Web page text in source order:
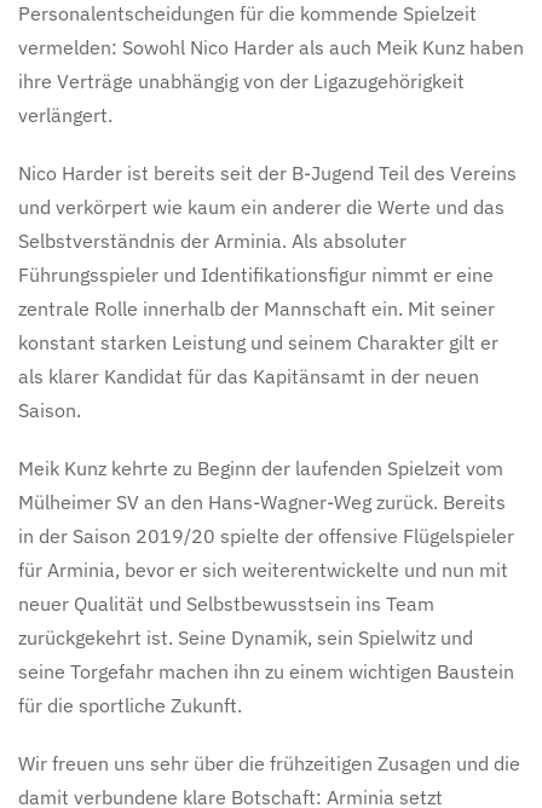
Personalentscheidungen für die kommende Spielzeit
vermelden: Sowohl Nico Harder als auch Meik Kunz haben
ihre Verträge unabhängig von der Ligazugehörigkeit
verlängert.
Nico Harder ist bereits seit der B-Jugend Teil des Vereins
und verkörpert wie kaum ein anderer die Werte und das
Selbstverständnis der Arminia. Als absoluter
Führungsspieler und Identifikationsfigur nimmt er eine
zentrale Rolle innerhalb der Mannschaft ein. Mit seiner
konstant starken Leistung und seinem Charakter gilt er
als klarer Kandidat für das Kapitänsamt in der neuen
Saison.
Meik Kunz kehrte zu Beginn der laufenden Spielzeit vom
Mülheimer SV an den Hans-Wagner-Weg zurück. Bereits
in der Saison 2019/20 spielte der offensive Flügelspieler
für Arminia, bevor er sich weiterentwickelte und nun mit
neuer Qualität und Selbstbewusstsein ins Team
zurückgekehrt ist. Seine Dynamik, sein Spielwitz und
seine Torgefahr machen ihn zu einem wichtigen Baustein
für die sportliche Zukunft.
Wir freuen uns sehr über die frühzeitigen Zusagen und die
damit verbundene klare Botschaft: Arminia setzt